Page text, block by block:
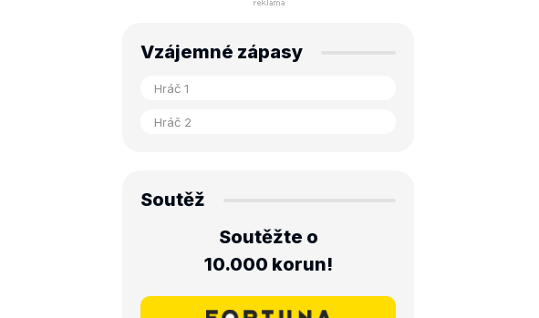
Vzájemné zápasy
Soutěž
Soutěžte o
10.000 korun!